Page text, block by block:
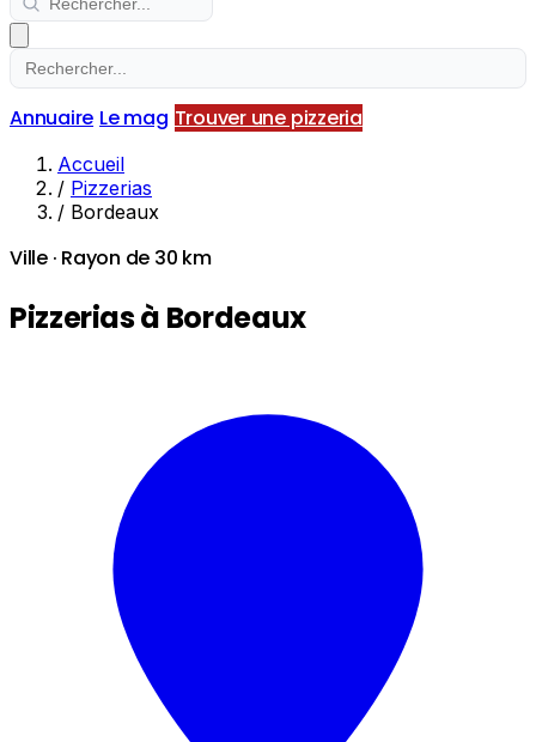
Annuaire Le mag Trouver une pizzeria
Accueil
/ Pizzerias
/ Bordeaux
Ville · Rayon de 30 km
Pizzerias à Bordeaux